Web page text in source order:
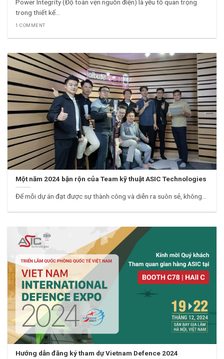
Power Integrity (Độ toàn vẹn nguồn điện) là yếu tố quan trọng
trong thiết kế...
1 COMMENT
Một năm 2024 bận rộn của Team kỹ thuật ASIC Technologies
Để mỗi dự án đạt được sự thành công và diễn ra suôn sẻ, không...
Hướng dẫn đăng ký tham dự Vietnam Defence 2024